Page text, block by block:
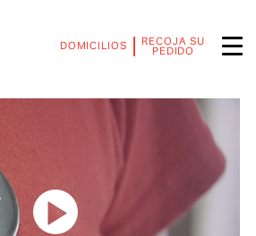
DOMICILIOS RECOJA SU
PEDIDO